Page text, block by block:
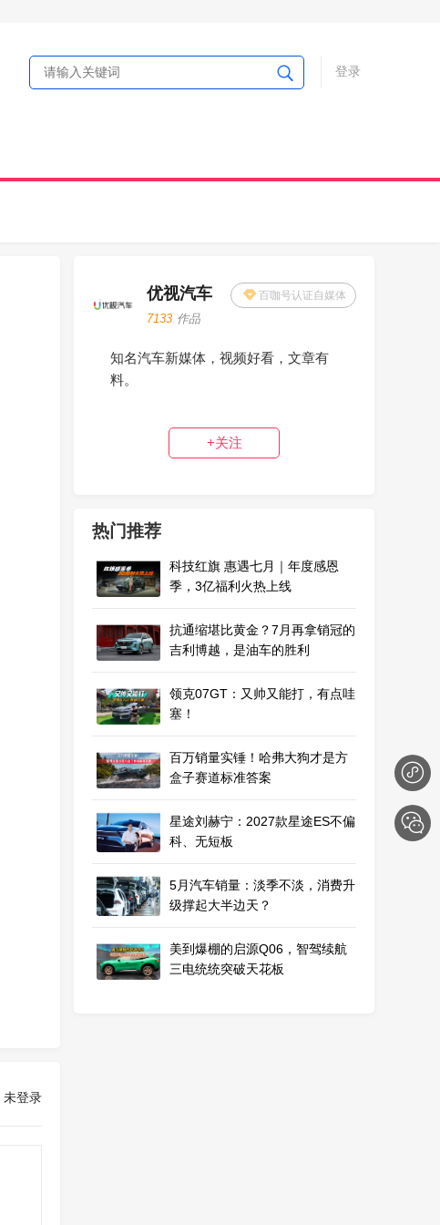
登录
未登录
优视汽车 百咖号认证自媒体
7133 作品
知名汽车新媒体，视频好看，文章有
料。
+关注
热门推荐
科技红旗 惠遇七月｜年度感恩
季，3亿福利火热上线
抗通缩堪比黄金？7月再拿销冠的
吉利博越，是油车的胜利
领克07GT：又帅又能打，有点哇
塞！
百万销量实锤！哈弗大狗才是方
盒子赛道标准答案
星途刘赫宁：2027款星途ES不偏
科、无短板
5月汽车销量：淡季不淡，消费升
级撑起大半边天？
美到爆棚的启源Q06，智驾续航
三电统统突破天花板